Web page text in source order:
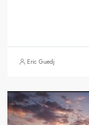
Eric Guedj